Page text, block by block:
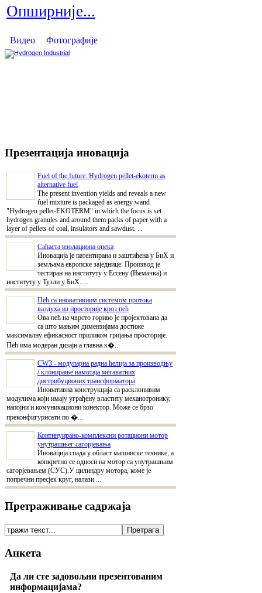
Опширније...
Видео Фотографије
Презентација иновација
Fuel of the future: Hydrogen pellet-ekoterm as
alternative fuel
The present invention yields and reveals a new
fuel mixture is packaged as energy wand
"Hydrogen pellet-EKOTERM" in which the focus is set
hydrogen granules and around them packs of paper with a
layer of pellets of coal, insulators and sawdust. ...
Саћаста изолациона опека
Иновација је патентирана и заштићена у БиХ и
земљама европске заједнице. Производ је
тестиран на институту у Ессену (Њемачка) и
институту у Тузли у БиХ. ...
Пећ са иновативним системом протока
ваздуха из просторије кроз пећ
Ова пећ на чврсто гориво је пројектована да
са што мањим димензијама достиже
максималну ефикасност приликом гријања просторије.
Пећ има модеран дизајн а главна к�...
CW3 - модуларна радна ћелија за производњу
/ клонирање намотаја мегаватних
дистрибуционих трансформатора
Иновативна конструкција са расклопивим
модулима који имају уграђену властиту механотронику,
напојни и комуникациони конектор. Може се брзо
преконфигурисати по �...
Континуирано-комплексни ротациони мотор
унутрашњег сагорјевања
Иновација спада у област машинске технике, а
конкретно се односи на мотор са унутрашњим
сагорјевањем (СУС).У цилиндру мотора, коме је
попречни пресјек круг, налази ...
Претраживање садржаја
Анкета
Да ли сте задовољни презентованим
информацијама?